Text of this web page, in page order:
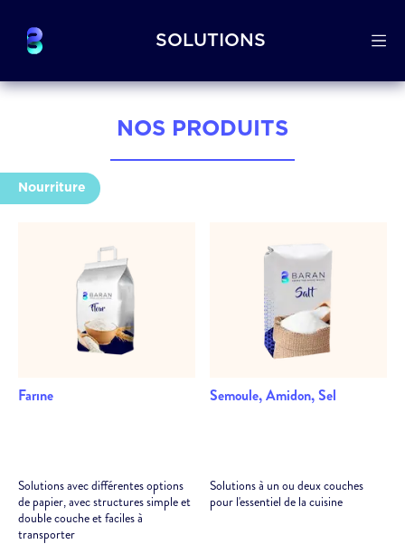
SOLUTIONS
NOS PRODUITS
Nourriture
Farıne
Solutions avec différentes options
de papier, avec structures simple et
double couche et faciles à
transporter
Semoule, Amidon, Sel
Solutions à un ou deux couches
pour l'essentiel de la cuisine